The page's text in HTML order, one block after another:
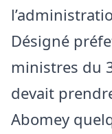
Désigné
ministres du
devait
Abomey